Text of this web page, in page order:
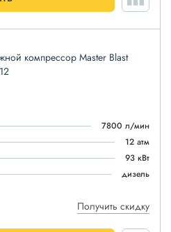
компрессор Master Blast
7800 л/мин
12 атм
93 кВт
дизель
Получить скидку